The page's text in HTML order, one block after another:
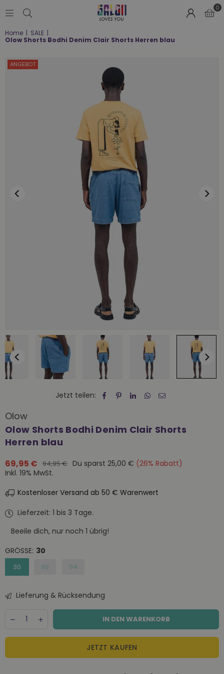
LOVES
YOU
0
Home | SALE |
Olow Shorts Bodhi Denim Clair Shorts Herren blau
ANGEBOT
Jetzt teilen:
Olow
Olow Shorts Bodhi Denim Clair Shorts
Herren blau
Normaler
Preis
69,95 € 94,95 € Du sparst 25,00 € (26% Rabatt)
Inkl. 19% MwSt.
Kostenloser Versand ab 50 € Warenwert
Lieferzeit: 1 bis 3 Tage.
Beeile dich, nur noch 1 übrig!
GRÖSSE: 30
30 32 34
Lieferung & Rücksendung
Decrease
for
Bodhi
Increase
quantity
for
Bodhi
IN DEN WARENKORB
JETZT KAUFEN